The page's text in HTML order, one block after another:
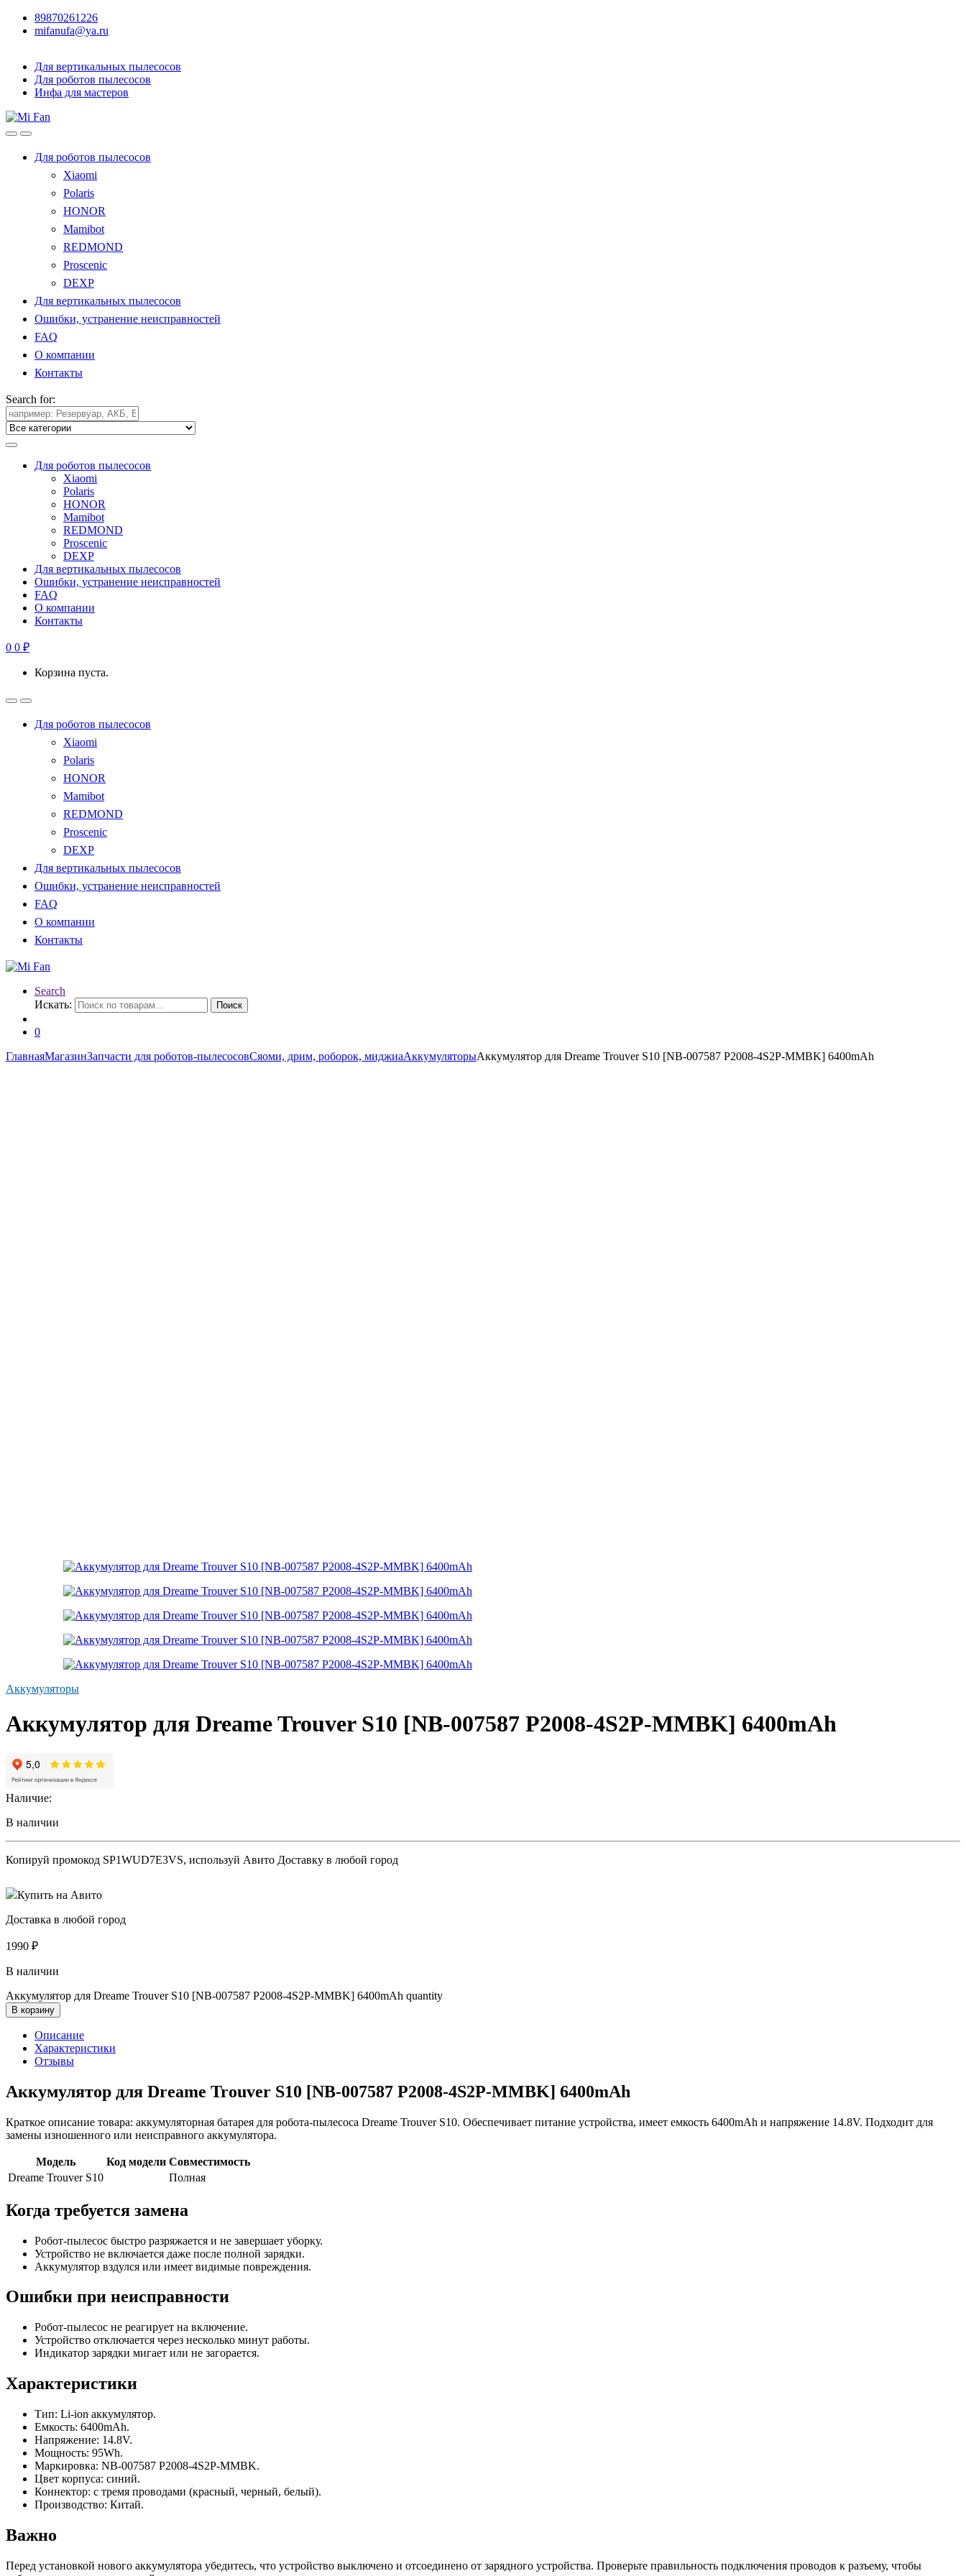
89870261226
mifanufa@ya.ru
Для вертикальных пылесосов
Для роботов пылесосов
Инфа для мастеров
Для роботов пылесосов
Xiaomi
Polaris
HONOR
Mamibot
REDMOND
Proscenic
DEXP
Для вертикальных пылесосов
Ошибки, устранение неисправностей
FAQ
О компании
Контакты
Search for:
Для роботов пылесосов
Xiaomi
Polaris
HONOR
Mamibot
REDMOND
Proscenic
DEXP
Для вертикальных пылесосов
Ошибки, устранение неисправностей
FAQ
О компании
Контакты
0 0 ₽
Корзина пуста.
Для роботов пылесосов
Xiaomi
Polaris
HONOR
Mamibot
REDMOND
Proscenic
DEXP
Для вертикальных пылесосов
Ошибки, устранение неисправностей
FAQ
О компании
Контакты
Search
Искать:
Поиск
0
ГлавнаяМагазинЗапчасти для роботов-пылесосовСяоми, дрим, роборок, миджиаАккумуляторыАккумулятор для Dreame Trouver S10 [NB-007587 P2008-4S2P-MMBK] 6400mAh
Аккумуляторы
Аккумулятор для Dreame Trouver S10 [NB-007587 P2008-4S2P-MMBK] 6400mAh
Наличие:
В наличии
Копируй промокод SP1WUD7E3VS, используй Авито Доставку в любой город
Купить на Авито
Доставка в любой город
1990 ₽
В наличии
Аккумулятор для Dreame Trouver S10 [NB-007587 P2008-4S2P-MMBK] 6400mAh quantity
В корзину
Описание
Характеристики
Отзывы
Аккумулятор для Dreame Trouver S10 [NB-007587 P2008-4S2P-MMBK] 6400mAh
Краткое описание товара: аккумуляторная батарея для робота-пылесоса Dreame Trouver S10. Обеспечивает питание устройства, имеет емкость 6400mAh и напряжение 14.8V. Подходит для
замены изношенного или неисправного аккумулятора.
Модель Код модели Совместимость
Dreame Trouver S10
Полная
Когда требуется замена
Робот-пылесос быстро разряжается и не завершает уборку.
Устройство не включается даже после полной зарядки.
Аккумулятор вздулся или имеет видимые повреждения.
Ошибки при неисправности
Робот-пылесос не реагирует на включение.
Устройство отключается через несколько минут работы.
Индикатор зарядки мигает или не загорается.
Характеристики
Тип: Li-ion аккумулятор.
Емкость: 6400mAh.
Напряжение: 14.8V.
Мощность: 95Wh.
Маркировка: NB-007587 P2008-4S2P-MMBK.
Цвет корпуса: синий.
Коннектор: с тремя проводами (красный, черный, белый).
Производство: Китай.
Важно
Перед установкой нового аккумулятора убедитесь, что устройство выключено и отсоединено от зарядного устройства. Проверьте правильность подключения проводов к разъему, чтобы